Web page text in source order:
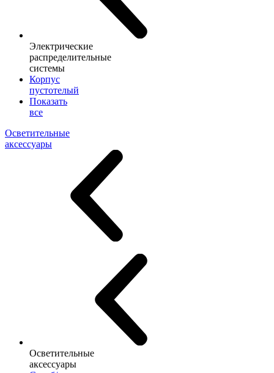
Электрические
распределительные
системы
Корпус
пустотелый
Показать
все
Осветительные
аксессуары
Осветительные
аксессуары